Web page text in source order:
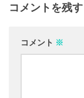
コメントを残す
コメント ※